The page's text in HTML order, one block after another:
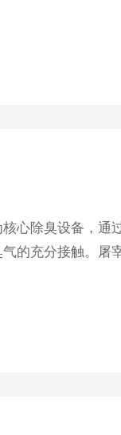
心除臭设备，通
的充分接触。屠